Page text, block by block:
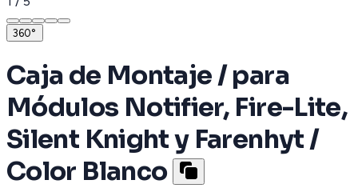
360°
Caja de Montaje / para
Módulos Notifier, Fire-Lite,
Silent Knight y Farenhyt /
Color Blanco